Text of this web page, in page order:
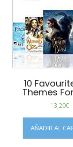
10
Themes
13,20€
AÑADIR AL